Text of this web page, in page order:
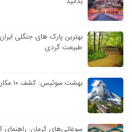
بهترین پارک های جنگلی
طبیعت گردی
بهشت سوئیس: کشف ۱۰ مکان گردشگری و دیدنی برتر
سوغاتی‌های کرمان: راهنمای